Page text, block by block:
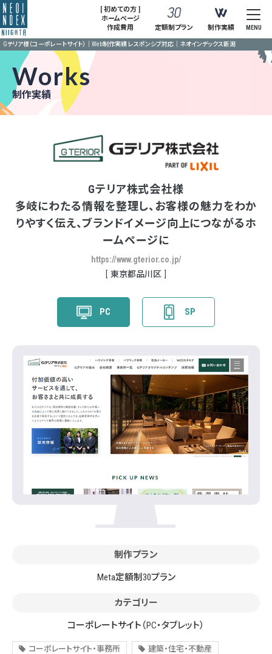
[ 初めての方 ]
ホームページ
作成費用
定額制プラン 制作実績 MENU
Gテリア様（コーポレートサイト）｜Web制作実績 レスポンシブ対応｜ネオインデックス新潟
Works
制作実績
Gテリア株式会社様
多岐にわたる情報を整理し、お客様の魅力をわか
りやすく伝え、ブランドイメージ向上につながるホ
ームページに
https://www.gterior.co.jp/
東京都品川区
PC SP
制作プラン
Meta定額制30プラン
カテゴリー
コーポレートサイト （PC・タブレット）
コーポレートサイト・事務所 建築・住宅・不動産